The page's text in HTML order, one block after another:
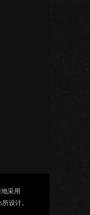
采用
所设计。